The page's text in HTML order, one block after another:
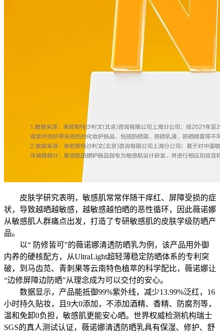
皮肤学研究表明，敏感肌常常伴随干痒红、屏障受损的症
状，导致越晒越敏感，越敏感越怕晒的恶性循环，因此薇诺娜
从敏感肌人群痛点出发，打造了专研敏感肌的皮肤学级防晒产
品。
以“ 防修皆可”的薇诺娜清透防晒乳为例，该产品用外御
内养的硬核配方，从UltraLight超轻薄稳定防晒体系的专利突
破，到马齿苋、青刺果等云南特色植萃的科学配比，薇诺娜让
“边修屏障边防晒”从理念成为可以交付的安心。
数据显示，产品能抵御99%紫外线，减少13.99%泛红，16
小时持久贴妆，且9大0添加，不添加酒精、香精、防腐剂等，
温和免卸0负担，敏感肌更能安心晒。世界权威检测机构瑞士
SGS的真人测试认证，薇诺娜清透防晒乳具有保湿、修护、舒